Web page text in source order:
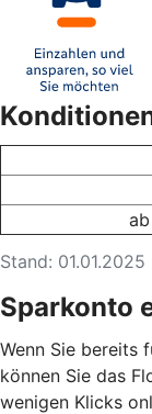
Stand: 01.01.2025
Sparkonto
Wenn Sie bereits
können Sie das
wenigen Klicks